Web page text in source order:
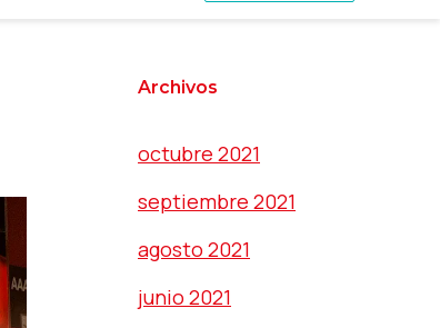
Archivos
octubre 2021
septiembre 2021
agosto 2021
junio 2021